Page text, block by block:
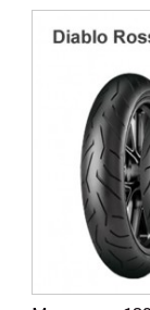
...